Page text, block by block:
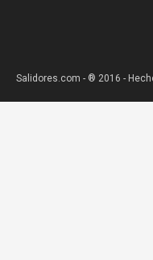
Salidores.com - ® 2016 -